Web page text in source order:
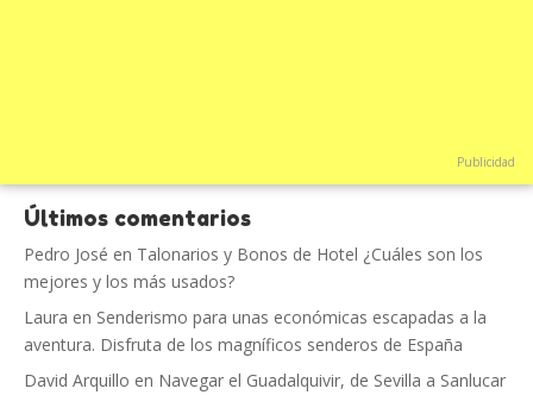
Publicidad
Últimos comentarios
Pedro José en Talonarios y Bonos de Hotel ¿Cuáles son los
mejores y los más usados?
Laura en Senderismo para unas económicas escapadas a la
aventura. Disfruta de los magníficos senderos de España
David Arquillo en Navegar el Guadalquivir, de Sevilla a Sanlucar